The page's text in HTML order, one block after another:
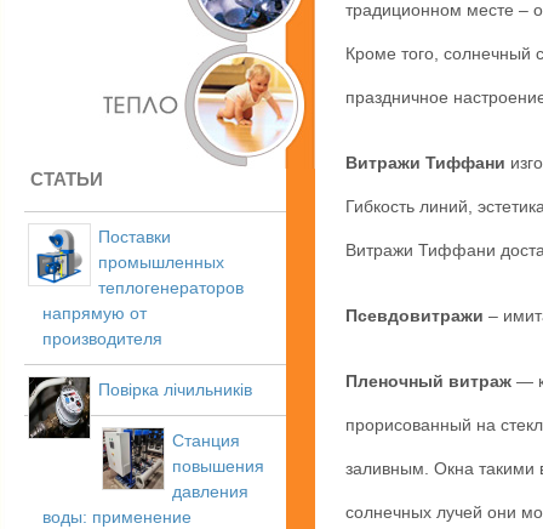
СТАТЬИ
Поставки
промышленных
теплогенераторов
напрямую от
производителя
Повірка лічильників
Станция
повышения
давления
воды: применение
традиционном месте –
Кроме того, солнечный
праздничное
Витражи Тиффани
Гибкость линий,
Витражи Тиффани
Псевдовитражи –
Пленочный витраж —
прорисованный на
заливным. Окна такими
солнечных лучей они